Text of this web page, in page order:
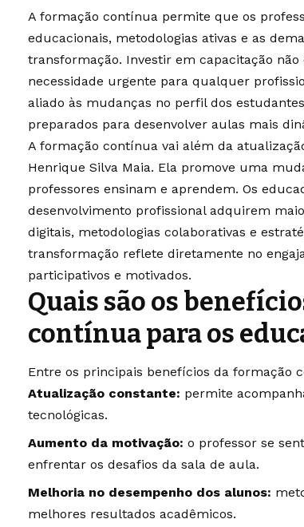
A formação contínua permite que os
educacionais, metodologias ativas e as
transformação. Investir em capacitação
necessidade urgente para qualquer
aliado às mudanças no perfil dos
preparados para desenvolver aulas mais
A formação contínua vai além da
Henrique Silva Maia. Ela promove uma
professores ensinam e aprendem. Os
desenvolvimento profissional adquirem
digitais, metodologias colaborativas e
transformação reflete diretamente no
participativos e motivados.
Quais são os
contínua para os
Entre os principais benefícios da formação
Atualização constante: permite
tecnológicas.
Aumento da motivação: o professor se
enfrentar os desafios da sala de aula.
Melhoria no desempenho dos alunos:
melhores resultados acadêmicos.